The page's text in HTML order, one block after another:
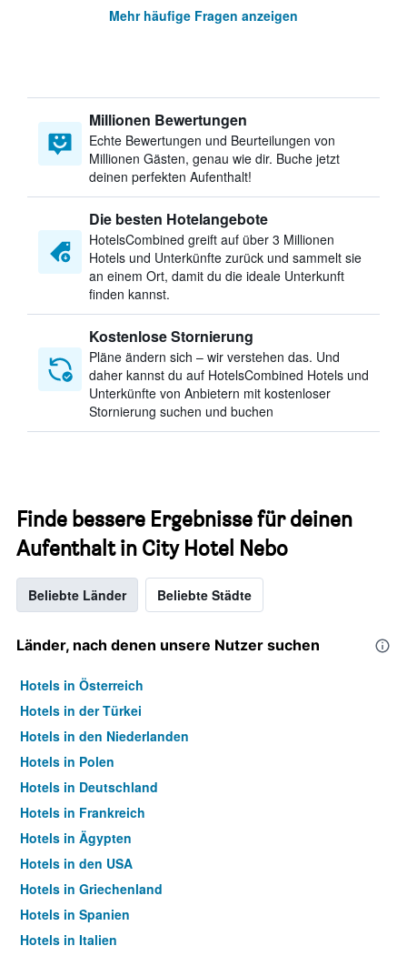
Mehr häufige Fragen anzeigen
Millionen Bewertungen
Echte Bewertungen und Beurteilungen von
Millionen Gästen, genau wie dir. Buche jetzt
deinen perfekten Aufenthalt!
Die besten Hotelangebote
HotelsCombined greift auf über 3 Millionen
Hotels und Unterkünfte zurück und sammelt sie
an einem Ort, damit du die ideale Unterkunft
finden kannst.
Kostenlose Stornierung
Pläne ändern sich – wir verstehen das. Und
daher kannst du auf HotelsCombined Hotels und
Unterkünfte von Anbietern mit kostenloser
Stornierung suchen und buchen
Finde bessere Ergebnisse für deinen
Aufenthalt in City Hotel Nebo
Beliebte Länder Beliebte Städte
Länder, nach denen unsere Nutzer suchen
Hotels in Österreich
Hotels in der Türkei
Hotels in den Niederlanden
Hotels in Polen
Hotels in Deutschland
Hotels in Frankreich
Hotels in Ägypten
Hotels in den USA
Hotels in Griechenland
Hotels in Spanien
Hotels in Italien